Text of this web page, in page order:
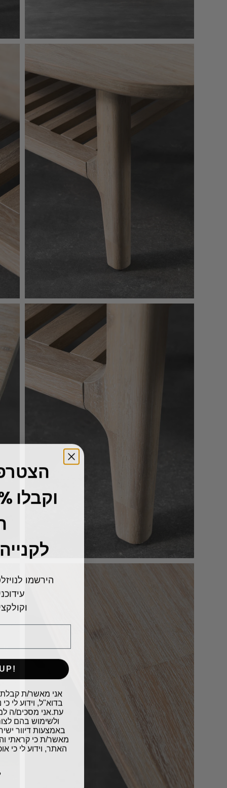
הירשמו
​אני מאשר/ת קבלת
בדוא"ל, וידוע לי
עת.אני מסכים/ה
ולשימוש בהם
באמצעות דיוור
מאשר/ת כי קראתי
האתר, וידוע לי כי